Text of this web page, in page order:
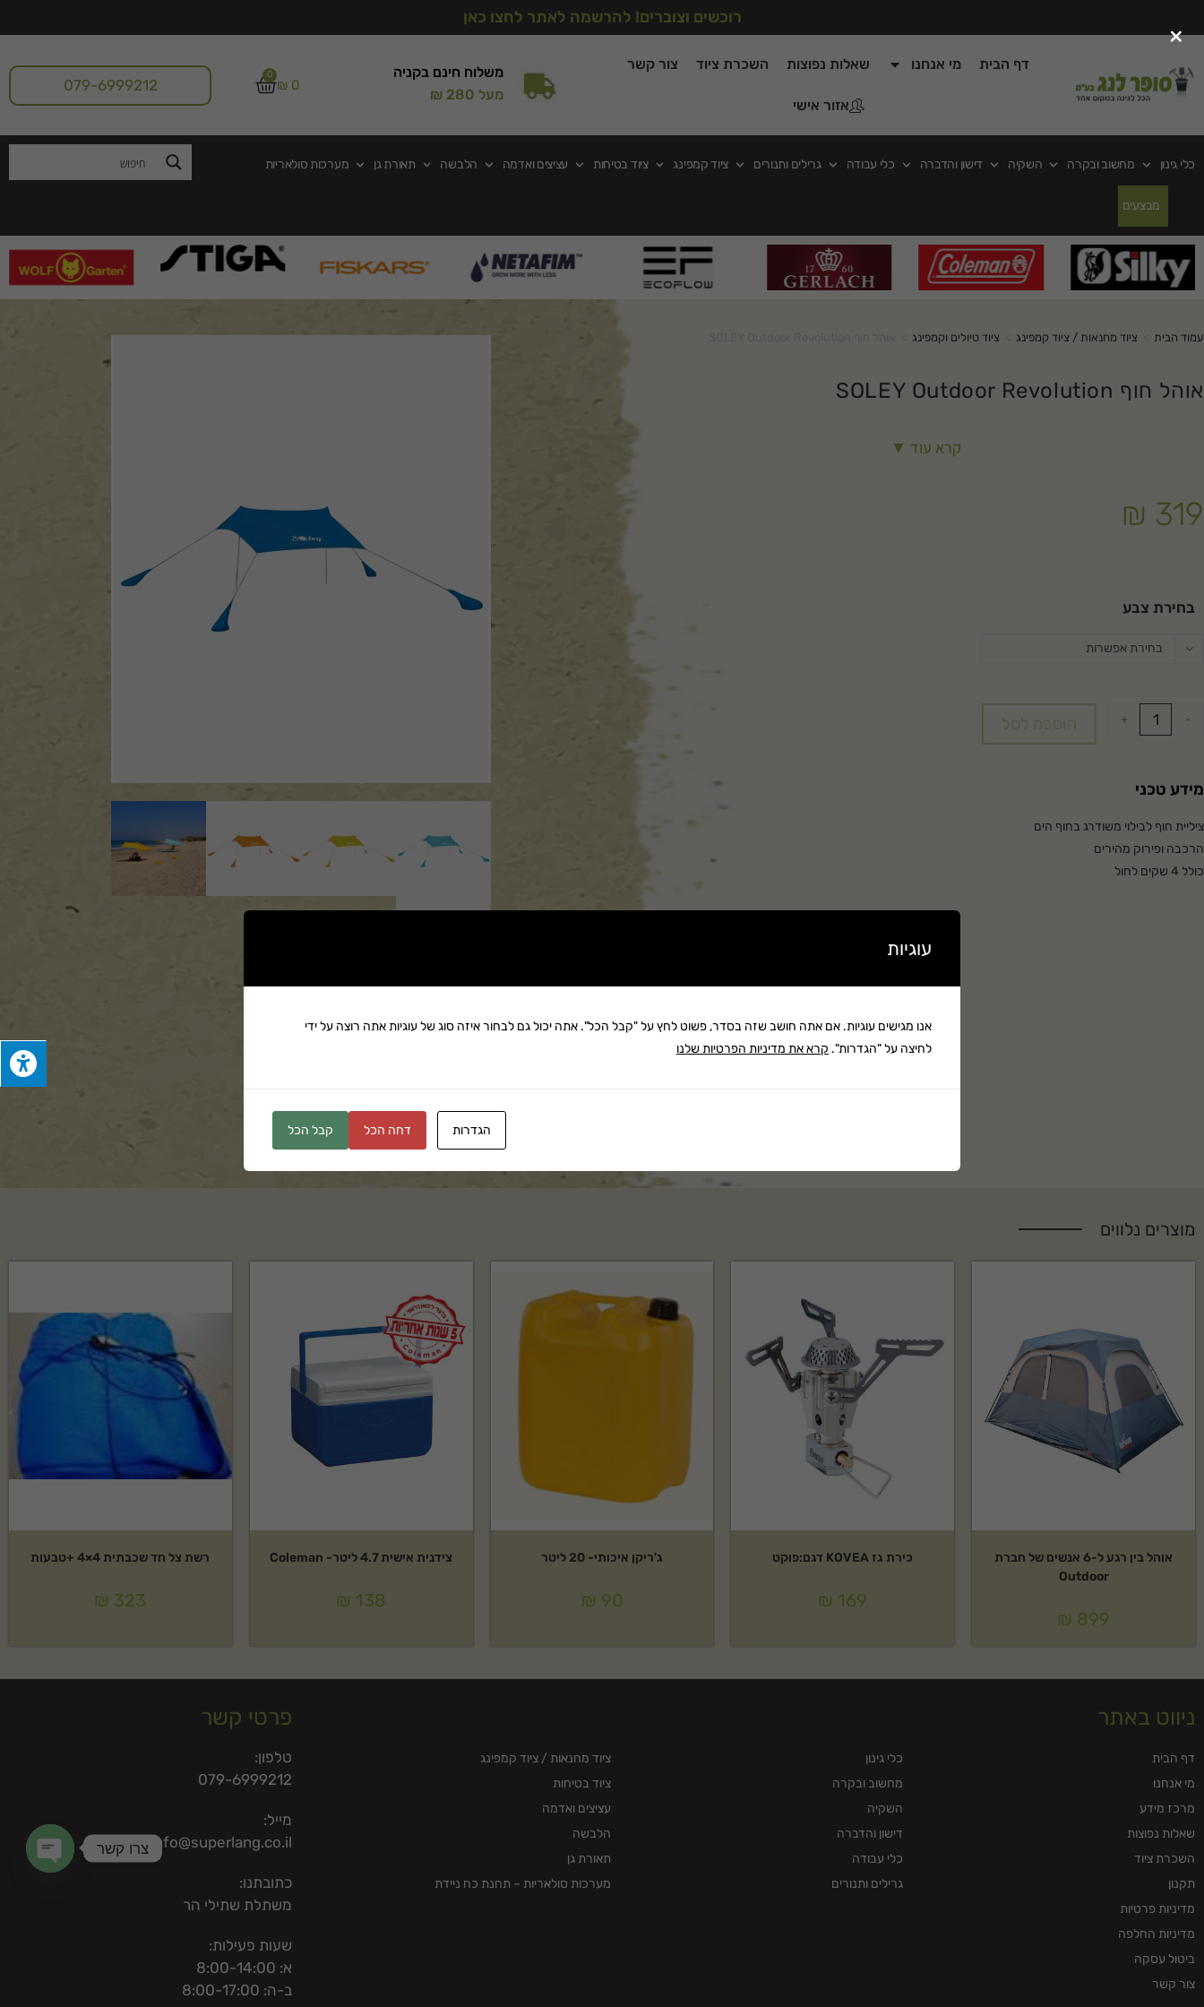
רוכשים וצוברים! להרשמה לאתר לחצו כאן
דף הבית מי אנחנו שאלות נפוצות השכרת ציוד צור קשר
אזור אישי
משלוח חינם בקניה
מעל 280 ₪
₪0
0
079-6999212
כלי גינון מחשוב ובקרה השקיה דישון והדברה כלי עבודה גרילים ותנורים ציוד קמפינג ציוד בטיחות עציצים ואדמה הלבשה תאורת גן מערכות סולאריות
מבצעים
עמוד הבית ציוד מחנאות / ציוד קמפינג ציוד טיולים וקמפינג
אוהל חוף SOLEY Outdoor Revolution
קרא עוד ▼
₪ 319
בחירת צבע
בחירת אפשרות
-
+ הוספה לסל
מידע טכני
ציליית חוף לבילוי משודרג בחוף הים
הרכבה ופירוק מהירים
כולל 4 שקים לחול
שתף:
זמן אספקה:עד 8 ימי עסקים
מוצרים נלווים
אוהל בין רגע ל-6 אנשים של חברת
Outdoor
₪ 899
כירת גז KOVEA דגם:פוקט
₪ 169
ג'ריקן איכותי- 20 ליטר
₪ 90
צידנית אישית 4.7 ליטר- Coleman
₪ 138
רשת צל חד שכבתית 4×4 +טבעות
₪ 323
ניווט באתר
דף הבית
מי אנחנו
מרכז מידע
שאלות נפוצות
השכרת ציוד
תקנון
מדיניות פרטיות
מדיניות החלפה
ביטול עסקה
צור קשר
כלי גינון
מחשוב ובקרה
השקיה
דישון והדברה
כלי עבודה
גרילים ותנורים
ציוד מחנאות / ציוד קמפינג
ציוד בטיחות
עציצים ואדמה
הלבשה
תאורת גן
מערכות סולאריות – תחנת כח ניידת
פרטי קשר
טלפון:
079-6999212
מייל:
info@superlang.co.il
כתובתנו:
משתלת שתילי הר
שעות פעילות:
א: 8:00-14:00
ב-ה: 8:00-17:00
×
עוגיות
אנו מגישים עוגיות. אם אתה חושב שזה בסדר, פשוט לחץ על "קבל הכל". אתה יכול גם לבחור איזה סוג של עוגיות אתה רוצה על ידי
לחיצה על "הגדרות". קרא את מדיניות הפרטיות שלנו
הגדרות דחה הכל קבל הכל
צרו קשר